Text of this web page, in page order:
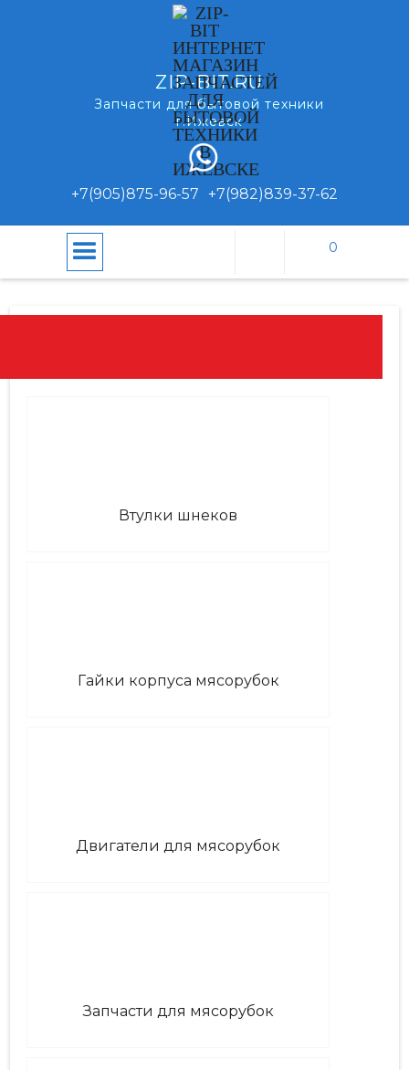
ZIP-BIT.RU
Запчасти для бытовой техники
г.Ижевск
+7(905)875-96-57 +7(982)839-37-62
0
Втулки шнеков
Гайки корпуса мясорубок
Двигатели для мясорубок
Запчасти для мясорубок